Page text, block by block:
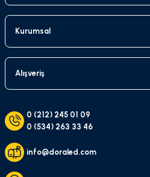
Kurumsal
Alışveriş
0 (212) 245 01 09
0 (534) 263 33 46
info@doraled.com